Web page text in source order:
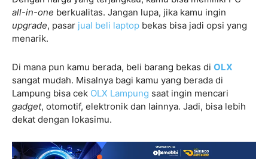
all-in-one berkualitas. Jangan lupa, jika kamu ingin
upgrade, pasar jual beli laptop bekas bisa jadi opsi yang
menarik.
Di mana pun kamu berada, beli barang bekas di OLX
sangat mudah. Misalnya bagi kamu yang berada di
Lampung bisa cek OLX Lampung saat ingin mencari
gadget, otomotif, elektronik dan lainnya. Jadi, bisa lebih
dekat dengan lokasimu.